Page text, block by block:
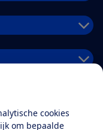
cookies
om bepaalde